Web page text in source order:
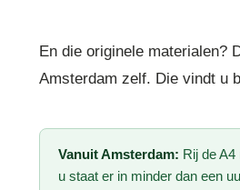
En die originele materialen?
Amsterdam zelf. Die vindt u
Vanuit Amsterdam: Rij de
u staat er in minder dan een